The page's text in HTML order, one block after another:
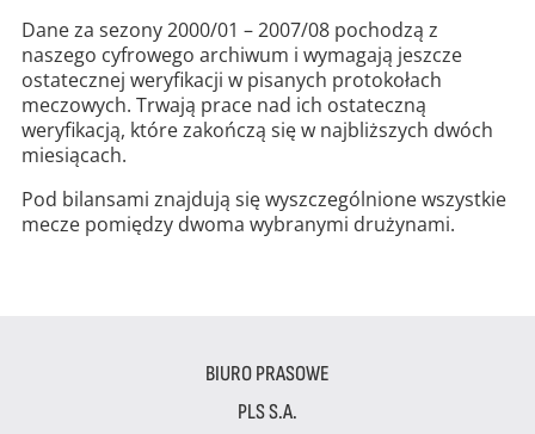
Dane za sezony 2000/01 – 2007/08 pochodzą z
naszego cyfrowego archiwum i wymagają jeszcze
ostatecznej weryfikacji w pisanych protokołach
meczowych. Trwają prace nad ich ostateczną
weryfikacją, które zakończą się w najbliższych dwóch
miesiącach.
Pod bilansami znajdują się wyszczególnione wszystkie
mecze pomiędzy dwoma wybranymi drużynami.
BIURO PRASOWE
PLS S.A.